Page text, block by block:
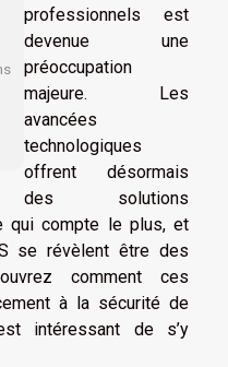
professionnels est
devenue une
préoccupation
majeure. Les
avancées
technologiques
offrent désormais
des solutions
qui compte le plus, et
se révèlent être des
comment ces
à la sécurité de
intéressant de s’y